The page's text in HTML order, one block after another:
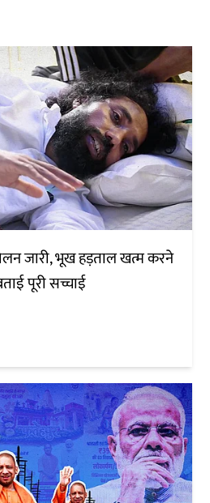
जारी, भूख हड़ताल खत्म करने
पूरी सच्चाई